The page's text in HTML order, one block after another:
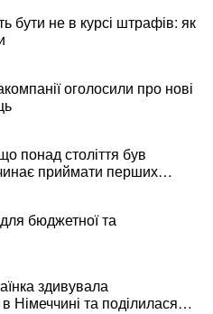
бути не в курсі штрафів: як
оголосили про нові
понад століття був
приймати перших
бюджетної та
здивувала
та поділилася